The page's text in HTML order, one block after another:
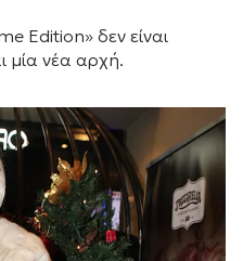
Edition» δεν είναι
μία νέα αρχή.